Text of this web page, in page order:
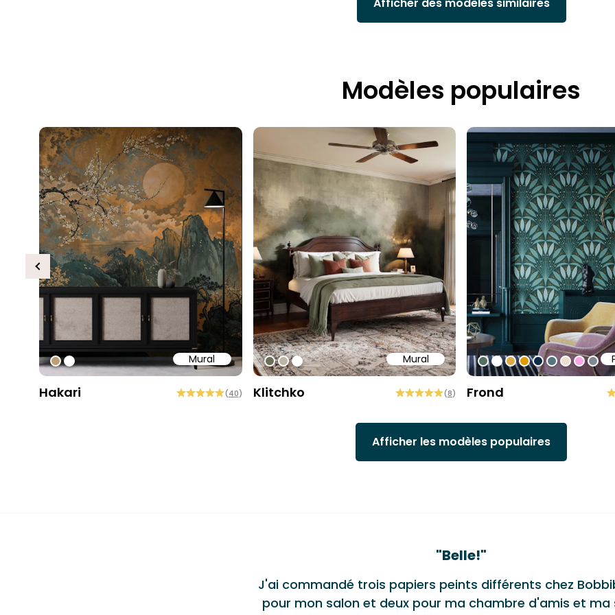
Afficher des modèles similaires
Modèles populaires
Mural
#bd9e7a
#ffffff
Hakari (40)
Mural
#6e6d58
#b9b6a6
#ffffff
Klitchko (8)
#547260
#ffffff
#dcab49
#de9903
#0d2b46
#54777f
#efded0
Frond
Previous
Afficher les modèles populaires
papiers peints différents chez Bobbibeck. Un
deux pour ma chambre d'amis et ma salle de
Ravie de retrouver Bobbi Beck
L'équipe a été très utile pour livrer deux projets
d'exécution ultra rapide et une grande